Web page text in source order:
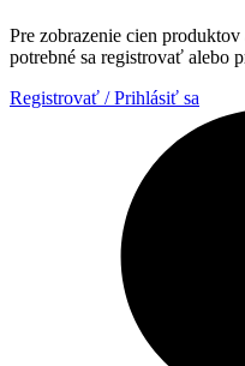
Pre zobrazenie cien
potrebné sa registrovať alebo
Registrovať / Prihlásiť sa